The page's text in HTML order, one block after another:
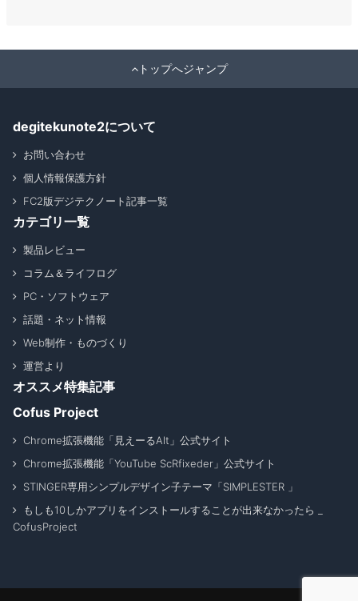
トップへジャンプ
degitekunote2について
お問い合わせ
個人情報保護方針
FC2版デジテクノート記事一覧
カテゴリ一覧
製品レビュー
コラム＆ライフログ
PC・ソフトウェア
話題・ネット情報
Web制作・ものづくり
運営より
オススメ特集記事
Cofus Project
Chrome拡張機能「見えーるAlt」公式サイト
Chrome拡張機能「YouTube ScRfixeder」公式サイト
STINGER専用シンプルデザイン子テーマ「SIMPLESTER 」
もしも10しかアプリをインストールすることが出来なかったら _
CofusProject